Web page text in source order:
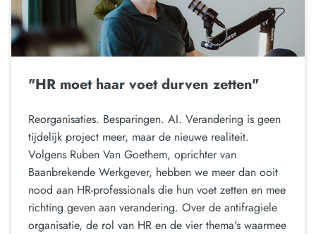
"HR moet haar voet durven zetten"
Reorganisaties. Besparingen. AI. Verandering is geen
tijdelijk project meer, maar de nieuwe realiteit.
Volgens Ruben Van Goethem, oprichter van
Baanbrekende Werkgever, hebben we meer dan ooit
nood aan HR-professionals die hun voet zetten en mee
richting geven aan verandering. Over de antifragiele
organisatie, de rol van HR en de vier thema's waarmee